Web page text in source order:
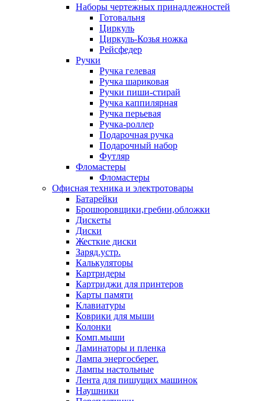
Наборы чертежных принадлежностей
Готовальня
Циркуль
Циркуль-Козья ножка
Рейсфедер
Ручки
Ручка гелевая
Ручка шариковая
Ручки пиши-стирай
Ручка каппилярная
Ручка перьевая
Ручка-роллер
Подарочная ручка
Подарочный набор
Футляр
Фломастеры
Фломастеры
Офисная техника и электротовары
Батарейки
Брошюровщики,гребни,обложки
Дискеты
Диски
Жесткие диски
Заряд.устр.
Калькуляторы
Картридеры
Картриджи для принтеров
Карты памяти
Клавиатуры
Коврики для мыши
Колонки
Комп.мыши
Ламинаторы и пленка
Лампа энергосберег.
Лампы настольные
Лента для пишущих машинок
Наушники